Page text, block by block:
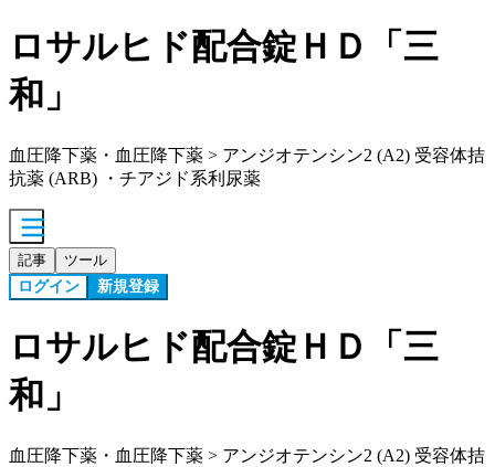
ロサルヒド配合錠ＨＤ「三
和」
血圧降下薬・血圧降下薬 > アンジオテンシン2 (A2) 受容体拮
抗薬 (ARB) ・チアジド系利尿薬
記事 ツール
ログイン 新規登録
ロサルヒド配合錠ＨＤ「三
和」
血圧降下薬・血圧降下薬 > アンジオテンシン2 (A2) 受容体拮